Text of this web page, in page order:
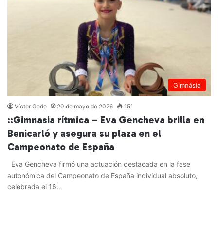
Gimnásia
Víctor Godo 20 de mayo de 2026 151
::Gimnasia rítmica – Eva Gencheva brilla en
Benicarló y asegura su plaza en el
Campeonato de España
Eva Gencheva firmó una actuación destacada en la fase
autonómica del Campeonato de España individual absoluto,
celebrada el 16…